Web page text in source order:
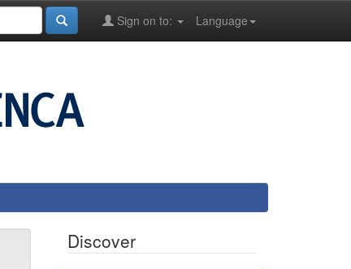
Language
Sign on to:
Discover